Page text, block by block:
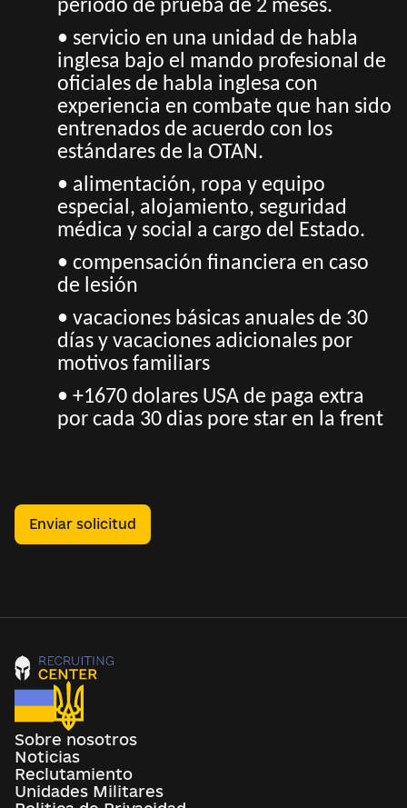
periodo de prueba de 2 meses.
• servicio en una unidad de habla
inglesa bajo el mando profesional de
oficiales de habla inglesa con
experiencia en combate que han sido
entrenados de acuerdo con los
estándares de la OTAN.
• alimentación, ropa y equipo
especial, alojamiento, seguridad
médica y social a cargo del Estado.
• compensación financiera en caso
de lesión
• vacaciones básicas anuales de 30
días y vacaciones adicionales por
motivos familiars
• +1670 dolares USA de paga extra
por cada 30 dias pore star en la frent
Enviar solicitud
Sobre nosotros
Noticias
Reclutamiento
Unidades Militares